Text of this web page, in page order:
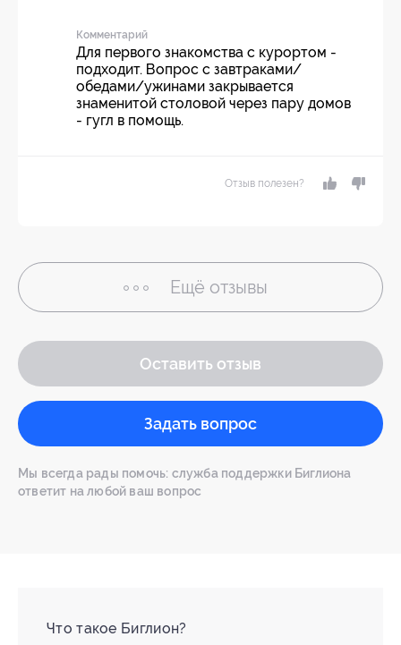
Комментарий
Для первого знакомства с курортом -
подходит. Вопрос с завтраками/
обедами/ужинами закрывается
знаменитой столовой через пару домов
- гугл в помощь.
Отзыв полезен?
Ещё отзывы
Оставить отзыв
Задать вопрос
Мы всегда рады помочь: служба поддержки Биглиона
ответит на любой ваш вопрос
Что такое Биглион?